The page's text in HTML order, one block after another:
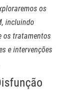
os
incluindo
os tratamentos
e intervenções